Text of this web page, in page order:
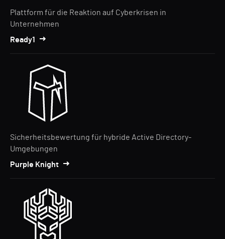
Plattform für die Reaktion auf Cyberkrisen in
Unternehmen
Ready1
Sicherheitsbewertung für hybride Active Directory-
Umgebungen
Purple Knight